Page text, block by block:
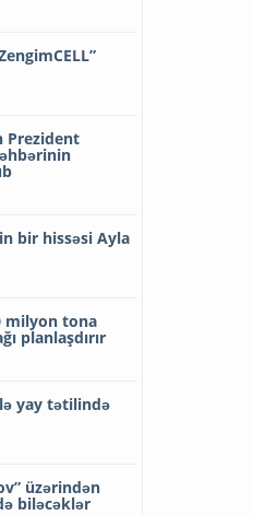
Prezident
bir hissəsi Ayla
milyon tona
planlaşdırır
yay tətilində
üzərindən
biləcəklər